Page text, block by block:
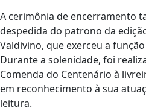
A cerimônia de encerramento
despedida do patrono da
Valdivino, que exerceu a
Durante a solenidade, foi
Comenda do Centenário à
em reconhecimento à sua
leitura.